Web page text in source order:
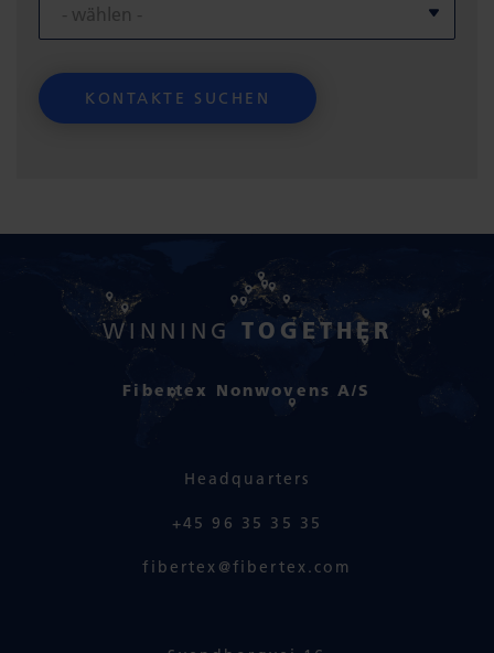
WINNING TOGETHER
Fibertex Nonwovens A/S
Headquarters
+45 96 35 35 35
fibertex@fibertex.com